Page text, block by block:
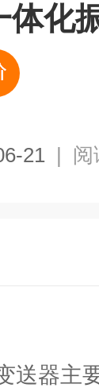
体化
21 | 阅
送器主